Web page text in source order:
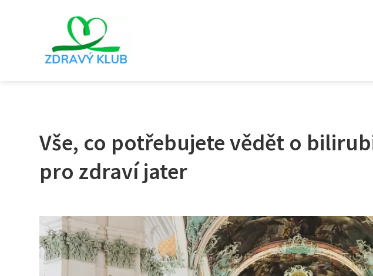
Vše, co potřebujete vědět o
pro zdraví jater